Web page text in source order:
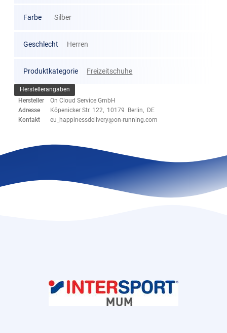
Farbe Silber
Geschlecht Herren
Produktkategorie Freizeitschuhe
Herstellerangaben
Hersteller
On Cloud Service GmbH
Adresse
Köpenicker Str. 122, 10179 Berlin, DE
Kontakt
eu_happinessdelivery@on-running.com